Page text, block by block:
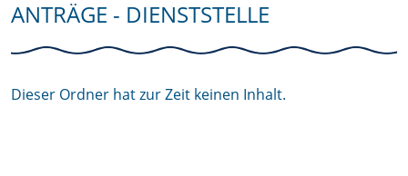
ANTRÄGE - DIENSTSTELLE
Dieser Ordner hat zur Zeit keinen Inhalt.